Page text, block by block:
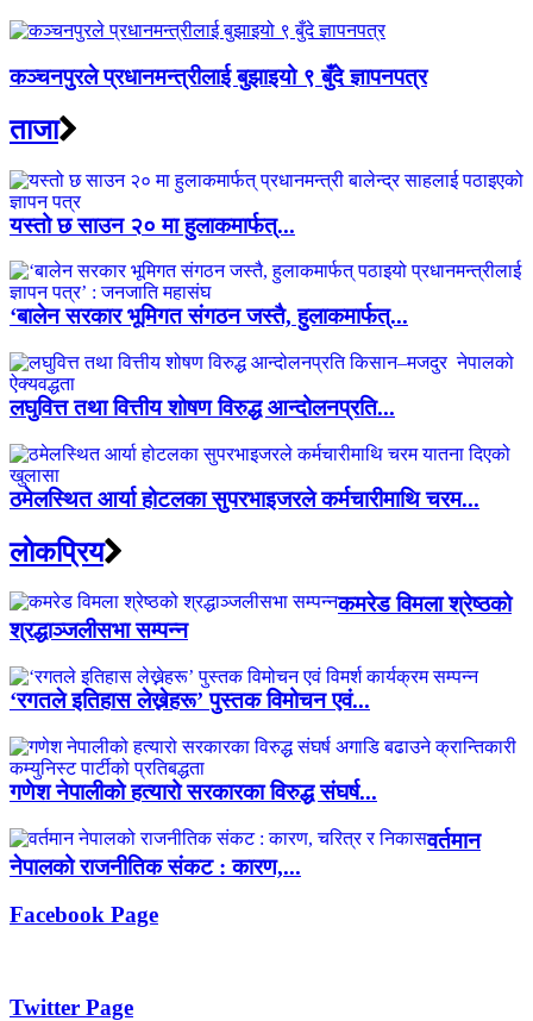
कञ्चनपुरले प्रधानमन्त्रीलाई बुझाइयो ९ बुँदे ज्ञापनपत्र
ताजा
यस्तो छ साउन २० मा हुलाकमार्फत्...
‘बालेन सरकार भूमिगत संगठन जस्तै, हुलाकमार्फत्...
लघुवित्त तथा वित्तीय शोषण विरुद्ध आन्दोलनप्रति...
ठमेलस्थित आर्या होटलका सुपरभाइजरले कर्मचारीमाथि चरम...
लाेकप्रिय
कमरेड विमला श्रेष्ठको
श्रद्धाञ्जलीसभा सम्पन्न
‘रगतले इतिहास लेख्नेहरू’ पुस्तक विमोचन एवं...
गणेश नेपालीको हत्यारो सरकारका विरुद्ध संघर्ष...
वर्तमान
नेपालको राजनीतिक संकट : कारण,...
Facebook Page
Twitter Page